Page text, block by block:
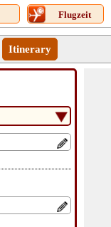
Flugzeit
Itinerary